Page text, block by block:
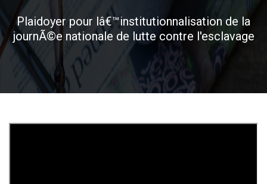
Plaidoyer pour lâ€™institutionnalisation de la
journÃ©e nationale de lutte contre l'esclavage